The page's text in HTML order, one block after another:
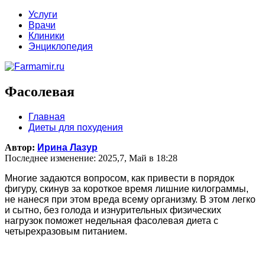
Услуги
Врачи
Клиники
Энциклопедия
Фасолевая
Главная
Диеты для похудения
Автор: Ирина Лазур
Последнее изменение: 2025,7, Май в 18:28
Многие задаются вопросом, как привести в порядок
фигуру, скинув за короткое время лишние килограммы,
не нанеся при этом вреда всему организму. В этом легко
и сытно, без голода и изнурительных физических
нагрузок поможет недельная фасолевая диета с
четырехразовым питанием.